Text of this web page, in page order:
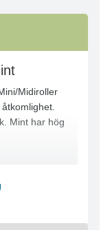
Midiroller
Mint har hög